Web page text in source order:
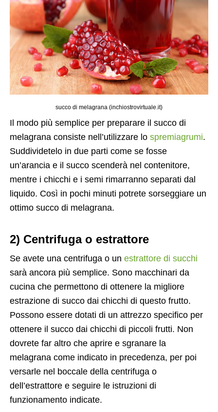
succo di melagrana (inchiostrovirtuale.it)
Il modo più semplice per preparare il succo di
melagrana consiste nell’utilizzare lo spremiagrumi.
Suddividetelo in due parti come se fosse
un’arancia e il succo scenderà nel contenitore,
mentre i chicchi e i semi rimarranno separati dal
liquido. Così in pochi minuti potrete sorseggiare un
ottimo succo di melagrana.
2) Centrifuga o estrattore
Se avete una centrifuga o un estrattore di succhi
sarà ancora più semplice. Sono macchinari da
cucina che permettono di ottenere la migliore
estrazione di succo dai chicchi di questo frutto.
Possono essere dotati di un attrezzo specifico per
ottenere il succo dai chicchi di piccoli frutti. Non
dovrete far altro che aprire e sgranare la
melagrana come indicato in precedenza, per poi
versarle nel boccale della centrifuga o
dell’estrattore e seguire le istruzioni di
funzionamento indicate.